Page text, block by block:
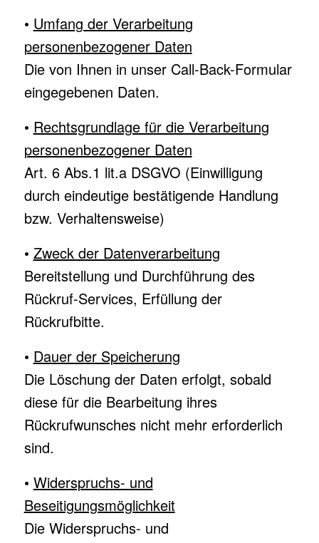
• Umfang der Verarbeitung
personenbezogener Daten
Die von Ihnen in unser Call-Back-Formular
eingegebenen Daten.
• Rechtsgrundlage für die Verarbeitung
personenbezogener Daten
Art. 6 Abs.1 lit.a DSGVO (Einwilligung
durch eindeutige bestätigende Handlung
bzw. Verhaltensweise)
• Zweck der Datenverarbeitung
Bereitstellung und Durchführung des
Rückruf-Services, Erfüllung der
Rückrufbitte.
• Dauer der Speicherung
Die Löschung der Daten erfolgt, sobald
diese für die Bearbeitung ihres
Rückrufwunsches nicht mehr erforderlich
sind.
• Widerspruchs- und
Beseitigungsmöglichkeit
Die Widerspruchs- und